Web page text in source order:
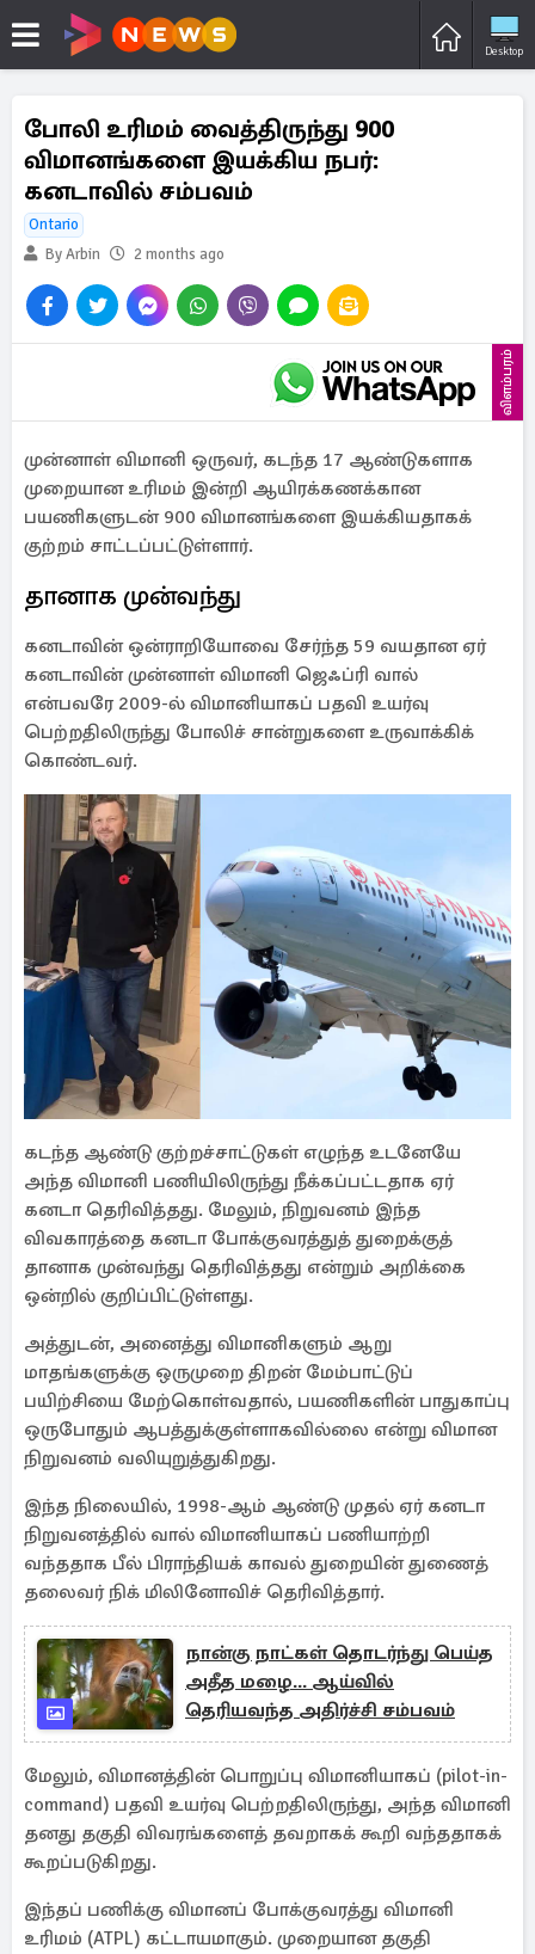
Desktop
போலி உரிமம் வைத்திருந்து 900
விமானங்களை இயக்கிய நபர்:
கனடாவில் சம்பவம்
Ontario
By Arbin
2 months ago
விளம்பரம்
முன்னாள் விமானி ஒருவர், கடந்த 17 ஆண்டுகளாக
முறையான உரிமம் இன்றி ஆயிரக்கணக்கான
பயணிகளுடன் 900 விமானங்களை இயக்கியதாகக்
குற்றம் சாட்டப்பட்டுள்ளார்.
தானாக முன்வந்து
கனடாவின் ஒன்ராறியோவை சேர்ந்த 59 வயதான ஏர்
கனடாவின் முன்னாள் விமானி ஜெஃப்ரி வால்
என்பவரே 2009-ல் விமானியாகப் பதவி உயர்வு
பெற்றதிலிருந்து போலிச் சான்றுகளை உருவாக்கிக்
கொண்டவர்.
கடந்த ஆண்டு குற்றச்சாட்டுகள் எழுந்த உடனேயே
அந்த விமானி பணியிலிருந்து நீக்கப்பட்டதாக ஏர்
கனடா தெரிவித்தது. மேலும், நிறுவனம் இந்த
விவகாரத்தை கனடா போக்குவரத்துத் துறைக்குத்
தானாக முன்வந்து தெரிவித்தது என்றும் அறிக்கை
ஒன்றில் குறிப்பிட்டுள்ளது.
அத்துடன், அனைத்து விமானிகளும் ஆறு
மாதங்களுக்கு ஒருமுறை திறன் மேம்பாட்டுப்
பயிற்சியை மேற்கொள்வதால், பயணிகளின் பாதுகாப்பு
ஒருபோதும் ஆபத்துக்குள்ளாகவில்லை என்று விமான
நிறுவனம் வலியுறுத்துகிறது.
இந்த நிலையில், 1998-ஆம் ஆண்டு முதல் ஏர் கனடா
நிறுவனத்தில் வால் விமானியாகப் பணியாற்றி
வந்ததாக பீல் பிராந்தியக் காவல் துறையின் துணைத்
தலைவர் நிக் மிலினோவிச் தெரிவித்தார்.
நான்கு நாட்கள் தொடர்ந்து பெய்த
அதீத மழை... ஆய்வில்
தெரியவந்த அதிர்ச்சி சம்பவம்
மேலும், விமானத்தின் பொறுப்பு விமானியாகப் (pilot-in-
command) பதவி உயர்வு பெற்றதிலிருந்து, அந்த விமானி
தனது தகுதி விவரங்களைத் தவறாகக் கூறி வந்ததாகக்
கூறப்படுகிறது.
இந்தப் பணிக்கு விமானப் போக்குவரத்து விமானி
உரிமம் (ATPL) கட்டாயமாகும். முறையான தகுதி